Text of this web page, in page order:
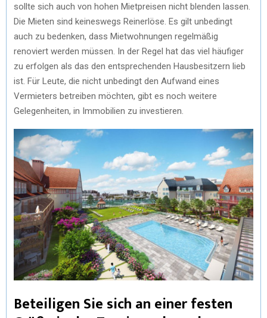
sollte sich auch von hohen Mietpreisen nicht blenden lassen.
Die Mieten sind keineswegs Reinerlöse. Es gilt unbedingt
auch zu bedenken, dass Mietwohnungen regelmäßig
renoviert werden müssen. In der Regel hat das viel häufiger
zu erfolgen als das den entsprechenden Hausbesitzern lieb
ist. Für Leute, die nicht unbedingt den Aufwand eines
Vermieters betreiben möchten, gibt es noch weitere
Gelegenheiten, in Immobilien zu investieren.
Beteiligen Sie sich an einer festen